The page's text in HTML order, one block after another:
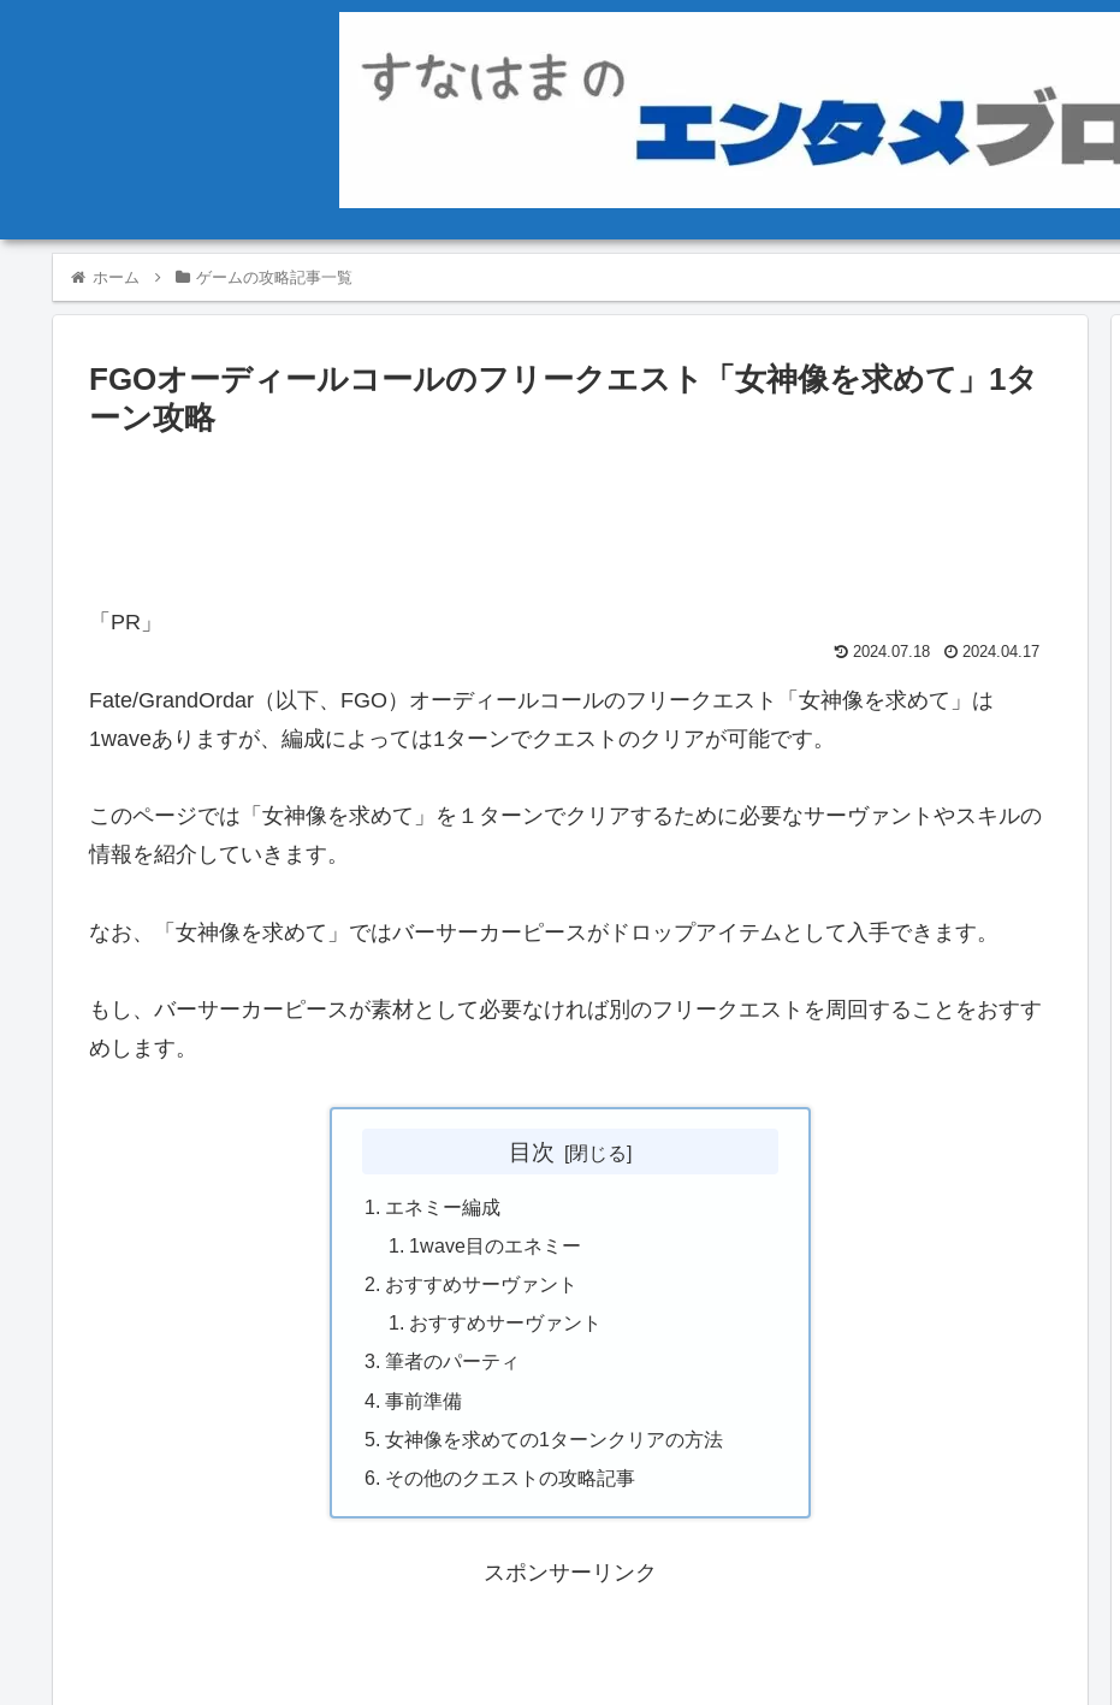
ホーム ゲームの攻略記事一覧
FGOオーディールコールのフリークエスト「女神像を求めて」1タ
ーン攻略
「PR」
2024.07.18 2024.04.17
Fate/GrandOrdar（以下、FGO）オーディールコールのフリークエスト「女神像を求めて」は
1waveありますが、編成によっては1ターンでクエストのクリアが可能です。
このページでは「女神像を求めて」を１ターンでクリアするために必要なサーヴァントやスキルの
情報を紹介していきます。
なお、「女神像を求めて」ではバーサーカーピースがドロップアイテムとして入手できます。
もし、バーサーカーピースが素材として必要なければ別のフリークエストを周回することをおすす
めします。
目次
エネミー編成
1wave目のエネミー
おすすめサーヴァント
おすすめサーヴァント
筆者のパーティ
事前準備
女神像を求めての1ターンクリアの方法
その他のクエストの攻略記事
スポンサーリンク